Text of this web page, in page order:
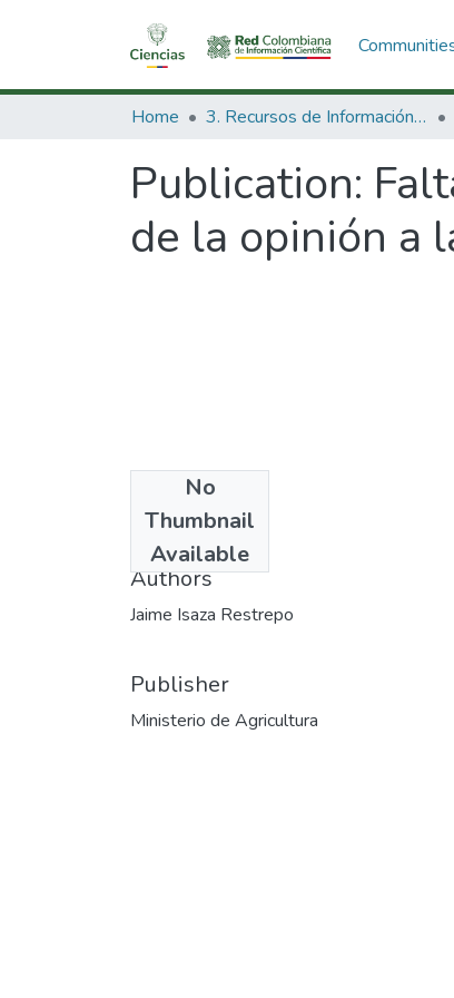
Home 3. Recursos de Información Científica y Tecnológica
Publication:
de la opinión a
No
Thumbnail
Available
1982
Authors
Jaime Isaza Restrepo
Publisher
Ministerio de Agricultura